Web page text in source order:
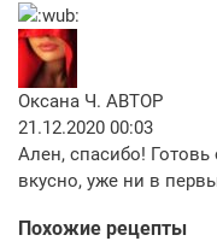
Оксана Ч. АВТОР
21.12.2020 00:03
Ален, спасибо! Готовь
вкусно, уже ни в
Похожие рецепты